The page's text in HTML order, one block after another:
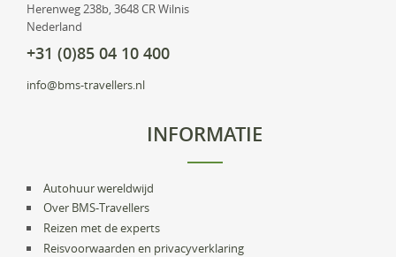
Herenweg 238b, 3648 CR Wilnis
Nederland
+31 (0)85 04 10 400
info@bms-travellers.nl
INFORMATIE
Autohuur wereldwijd
Over BMS-Travellers
Reizen met de experts
Reisvoorwaarden en privacyverklaring